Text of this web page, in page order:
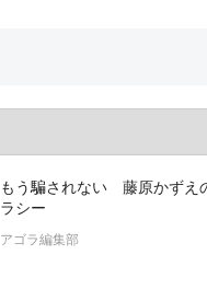
もう騙されない 藤原かずえ
ラシー
アゴラ編集部